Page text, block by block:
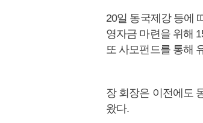
20일 동국제강 등에
영자금 마련을 위해
또 사모펀드를 통해
장 회장은 이전에도
왔다.